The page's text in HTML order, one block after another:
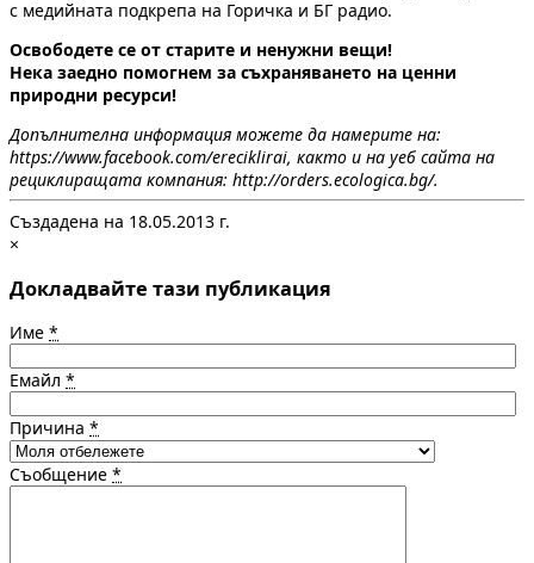
с медийната подкрепа на Горичка и БГ радио.
Освободете се от старите и ненужни вещи!
Нека заедно помогнем за съхраняването на ценни
природни ресурси!
Допълнителна информация можете да намерите на:
https://www.facebook.com/ereciklirai, както и на уеб сайта на
рециклиращата компания: http://orders.ecologica.bg/.
Създадена на 18.05.2013 г.
×
Докладвайте тази публикация
Име *
Емайл *
Причина *
Съобщение *